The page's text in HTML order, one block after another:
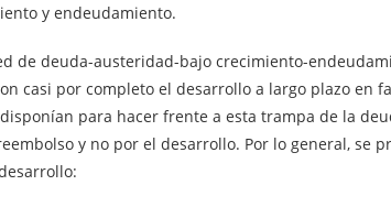
y endeudamiento.
de deuda-austeridad-bajo crecimiento-
casi por completo el desarrollo a largo plazo en
para hacer frente a esta trampa de la
y no por el desarrollo. Por lo general, se